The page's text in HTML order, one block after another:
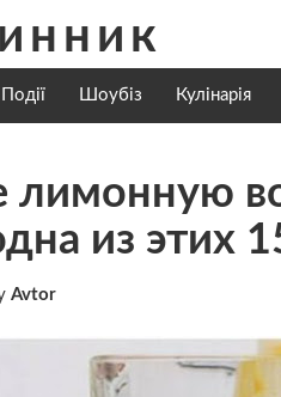
Події Шоубіз Кулінарія
лимонную
из этих
Avtor